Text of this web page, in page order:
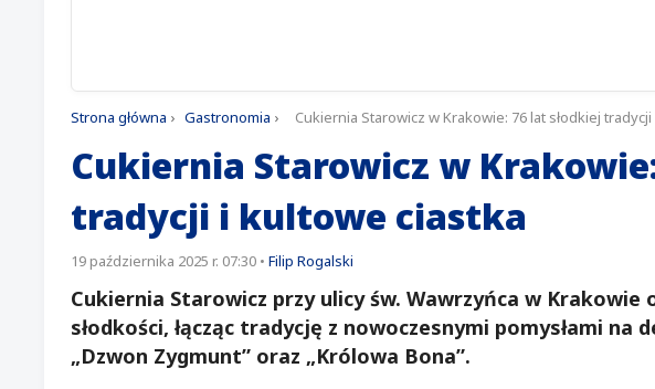
Strona główna › Gastronomia › Cukiernia Starowicz w Krakowie: 76 lat słodkiej
Cukiernia Starowicz w
tradycji i kultowe ciastka
19 października 2025 r. 07:30 • Filip Rogalski
Cukiernia Starowicz przy ulicy św. Wawrzyńca w
słodkości, łącząc tradycję z nowoczesnymi pomysłami na
„Dzwon Zygmunt” oraz „Królowa Bona”.